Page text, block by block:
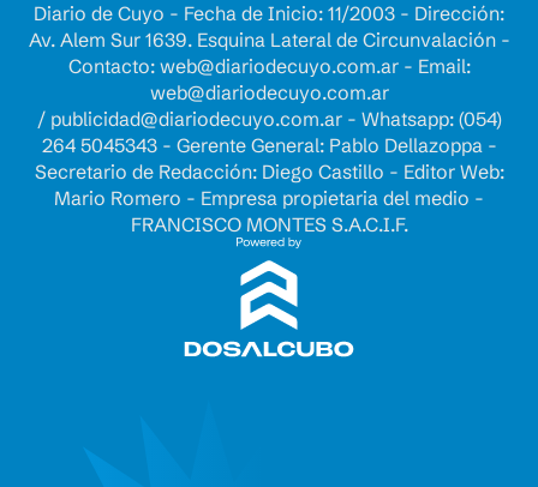
Diario de Cuyo - Fecha de Inicio: 11/2003 - Dirección:
Av. Alem Sur 1639. Esquina Lateral de Circunvalación -
Contacto: web@diariodecuyo.com.ar- Email:
web@diariodecuyo.com.ar
/ publicidad@diariodecuyo.com.ar- Whatsapp: (054)
264 5045343 - Gerente General: Pablo Dellazoppa -
Secretario de Redacción: Diego Castillo - Editor Web:
Mario Romero - Empresa propietaria del medio -
FRANCISCO MONTES S.A.C.I.F.